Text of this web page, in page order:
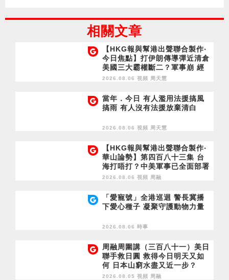
相關文章
【HKG報與幫港出聲聯合製作‧
今日焦點】打伊朗傳導彈近清倉
美國三大霸權斷二？軍事崩 經
濟損
2026.08.06 視頻 周天慧
當年．今日 有人濫用法援搞風
搞雨 有人沒有法援放棄清白
2026.08.06 視頻 周天慧
【HKG報與幫港出聲聯合製作‧
華山論勢】第四百八十三集 台
海打唔打？中美軍事已全面部署
2028年1月台灣選舉是臨界點？
2026.08.06 視頻 周融
「愛寵號」全港巡迴 警長冀播
下愛心種子 凝聚守護動物力量
2026.08.06 時事
周融周圍講（三百八十一）美日
聯手救日圓 救得今日明天又如
何 日本山窮水盡又近一步？
2026.08.05 視頻 周融